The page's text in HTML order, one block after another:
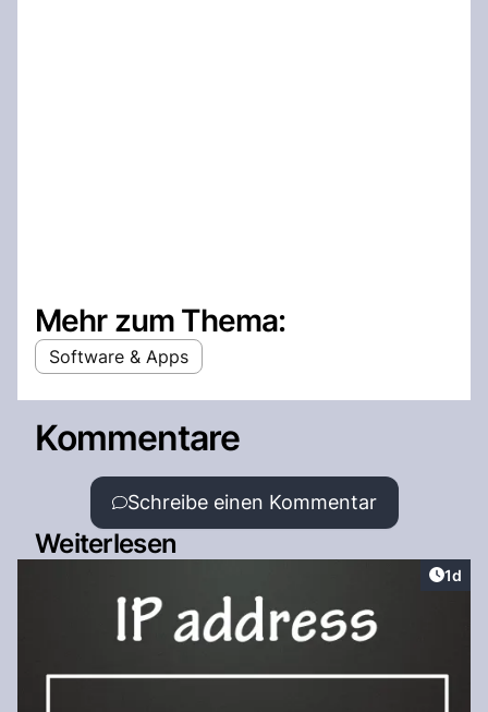
Mehr zum Thema:
Software & Apps
Kommentare
Schreibe einen Kommentar
Weiterlesen
1d